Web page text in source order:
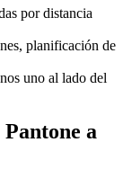
por distancia
planificación de
uno al lado del
a